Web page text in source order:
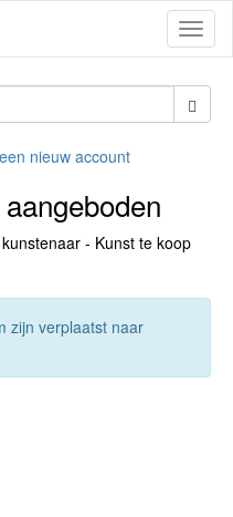
nieuw account
- Kunst te koop
zijn verplaatst naar